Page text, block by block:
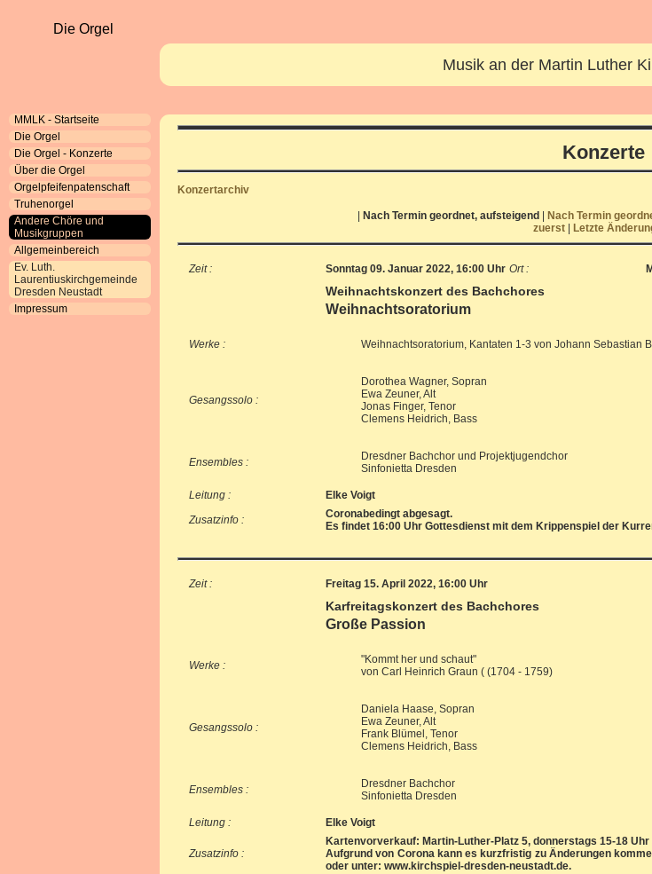
Die Orgel
MMLK - Startseite
Die Orgel
Die Orgel - Konzerte
Über die Orgel
Orgelpfeifenpatenschaft
Truhenorgel
Andere Chöre und
Musikgruppen
Allgemeinbereich
Ev. Luth.
Laurentiuskirchgemeinde
Dresden Neustadt
Impressum
Musik an der Martin Luther
Konzerte
Konzertarchiv
Nach Termin geordnet, aufsteigend Nach Termin
zuerst
Letzte
Zeit : Sonntag 09. Januar 2022, 16:00 Uhr Ort :
Weihnachtskonzert des Bachchores
Weihnachtsoratorium
Werke : Weihnachtsoratorium, Kantaten 1-3 von Johann Sebastian
Gesangssolo :
Dorothea Wagner, Sopran
Ewa Zeuner, Alt
Jonas Finger, Tenor
Clemens Heidrich, Bass
Ensembles :
Dresdner Bachchor und Projektjugendchor
Sinfonietta Dresden
Leitung :
Elke Voigt
Zusatzinfo :
Coronabedingt abgesagt.
Es findet 16:00 Uhr Gottesdienst mit dem Krippenspiel der
Zeit : Freitag 15. April 2022, 16:00 Uhr
Karfreitagskonzert des Bachchores
Große Passion
Werke :
"Kommt her und schaut"
von Carl Heinrich Graun ( (1704 - 1759)
Gesangssolo :
Daniela Haase, Sopran
Ewa Zeuner, Alt
Frank Blümel, Tenor
Clemens Heidrich, Bass
Ensembles :
Dresdner Bachchor
Sinfonietta Dresden
Leitung : Elke Voigt
Zusatzinfo :
Kartenvorverkauf: Martin-Luther-Platz 5, donnerstags 15-18
Aufgrund von Corona kann es kurzfristig zu Änderungen
oder unter: www.kirchspiel-dresden-neustadt.de.